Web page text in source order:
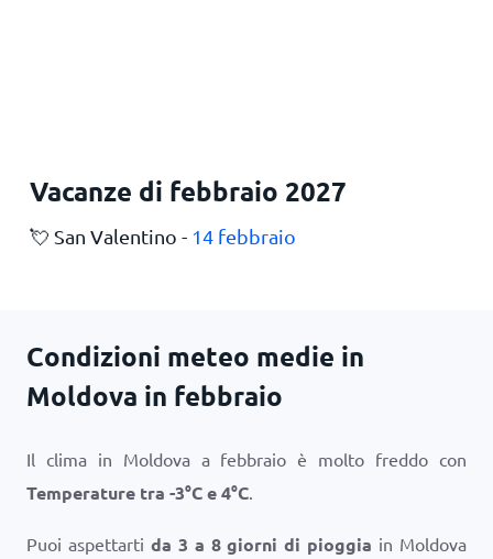
Vacanze di febbraio 2027
💘 San Valentino - 14 febbraio
Condizioni meteo medie in
Moldova in febbraio
Il clima in Moldova a febbraio è molto freddo con
Temperature tra -3°Ce4°C.
Puoi aspettarti da 3 a 8 giorni di pioggia in Moldova